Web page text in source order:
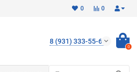
0
0
8 (931) 333-55-65
0